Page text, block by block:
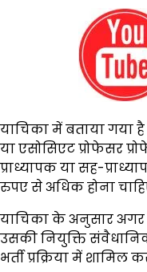
याचिका में बताया गया
या एसोसिएट प्रोफेसर
प्राध्यापक या सह-
रुपए से अधिक होना
याचिका के अनुसार अगर
उसकी नियुक्ति
भर्ती प्रक्रिया में शामिल